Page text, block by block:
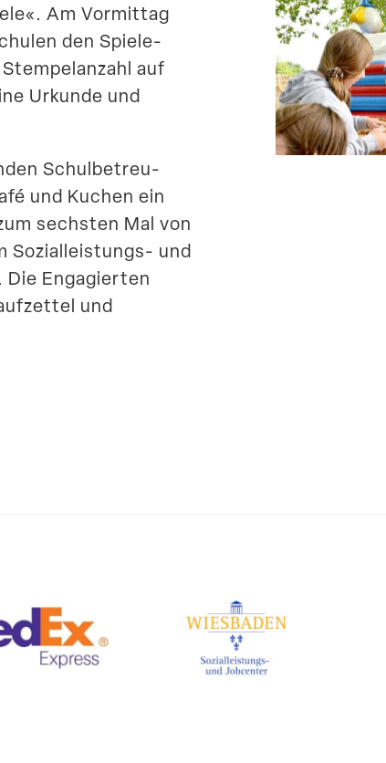
Am Vormittag
den Spiele­
auf
Urkunde und
Schul­be­treu­
und Kuchen ein
sechsten Mal von
Sozialleistungs- und
Engagierten
und